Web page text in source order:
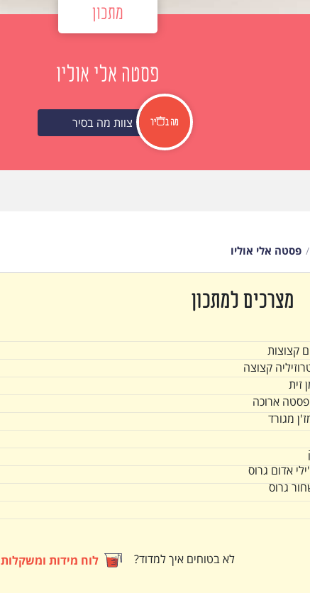
מתכון
פסטה אלי אוליו
צוות מה בסיר
פסטה אלי אוליו
מצרכים למתכון
קצוצות
קצוצה
זית
פסטה ארוכה
מגורד
אדום גרוס
גרוס
לא בטוחים איך למדוד? לוח מידות ומשקלות